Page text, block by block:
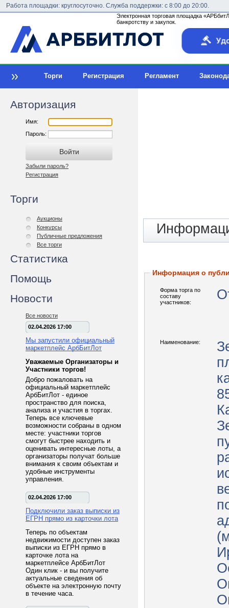
Работа площадки: круглосуточно. Служба поддержки: с 8:00 до 20:00.
Электронная торговая площадка
банкротству и закупок.
Торги Регистрация Регламент
Авторизация
Имя:
Пароль:
Забыли пароль?
Регистрация
Торги
Аукционы
Конкурсы
Публичные предложения
Все торги
Статистика
Помощь
Новости
Все новости
02.04.2026 17:00
Мы запустили официальный
маркетплейс АрбБитЛот
Уважаемые Организаторы и
Участники торгов!
Добро пожаловать на
официальный маркетплейс
АрбБитЛот - единое
пространство для поиска,
анализа и участия в торгах.
Теперь все ключевые
возможности собраны в одном
месте: участники торгов
смогут быстрее находить и
оценивать интересные лоты, а
организаторы получат больше
внимания к своим объектам и
удобные инструменты
управления.
02.04.2026 17:00
Подключили заказ выписки из
ЕГРН прямо из карточки лота
Теперь по объектам
недвижимости доступен заказ
выписки из ЕГРН прямо в
карточке лота на
маркетплейсе АрбБитЛот
Один клик - и вы получите
актуальные сведения об
объекте на электронную почту
в течение часа.
Информация о
Форма торга по
составу
участников:
Наименование: